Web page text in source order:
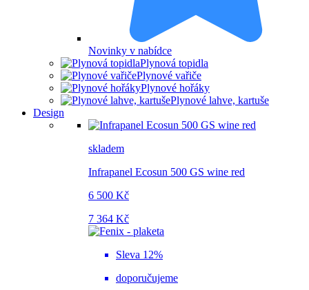
Novinky v nabídce
Plynová topidla
Plynové vařiče
Plynové hořáky
Plynové lahve, kartuše
Design
skladem
Infrapanel Ecosun 500 GS wine red
6 500 Kč
7 364 Kč
Sleva 12%
doporučujeme